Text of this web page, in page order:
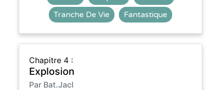
Tranche De Vie
Fantastique
Chapitre 4 :
Explosion
Par Bat.Jacl